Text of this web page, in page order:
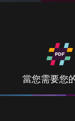
當您需要您